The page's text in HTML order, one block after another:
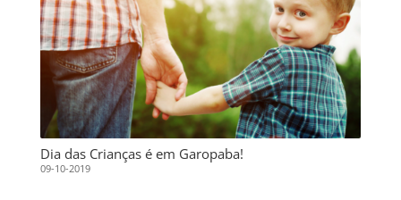
Dia das Crianças é em Garopaba!
09-10-2019